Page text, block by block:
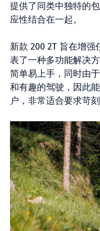
提供了同类中独特的
应性结合在一起。
新款 200 2T 旨在增
表了一种多功能解决
简单易上手，同时由
和有趣的驾驶，因此
户，非常适合要求苛